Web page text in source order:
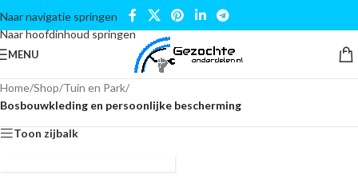
Naar navigatie springen
Naar hoofdinhoud springen
MENU
Home/Shop/Tuin en Park/
Bosbouwkleding en persoonlijke bescherming
Toon zijbalk